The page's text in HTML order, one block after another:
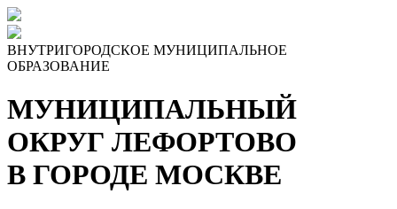
ВНУТРИГОРОДСКОЕ МУНИЦИПАЛЬНОЕ
ОБРАЗОВАНИЕ
МУНИЦИПАЛЬНЫЙ
ОКРУГ ЛЕФОРТОВО
В ГОРОДЕ МОСКВЕ